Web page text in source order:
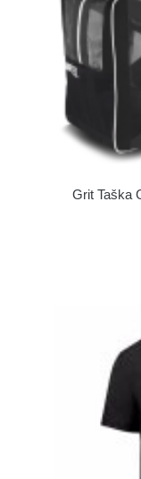
Grit Taška